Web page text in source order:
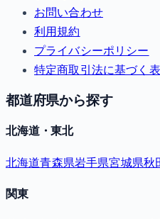
お問い合わせ
利用規約
プライバシーポリシー
特定商取引法に基づく
都道府県から探す
北海道・東北
北海道青森県岩手県宮城県秋
関東